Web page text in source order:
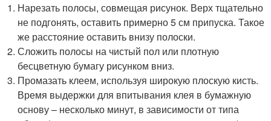
Нарезать полосы, совмещая рисунок. Верх тщательно
не подгонять, оставить примерно 5 см припуска. Такое
же расстояние оставить внизу полоски.
Сложить полосы на чистый пол или плотную
бесцветную бумагу рисунком вниз.
Промазать клеем, используя широкую плоскую кисть.
Время выдержки для впитывания клея в бумажную
основу – несколько минут, в зависимости от типа